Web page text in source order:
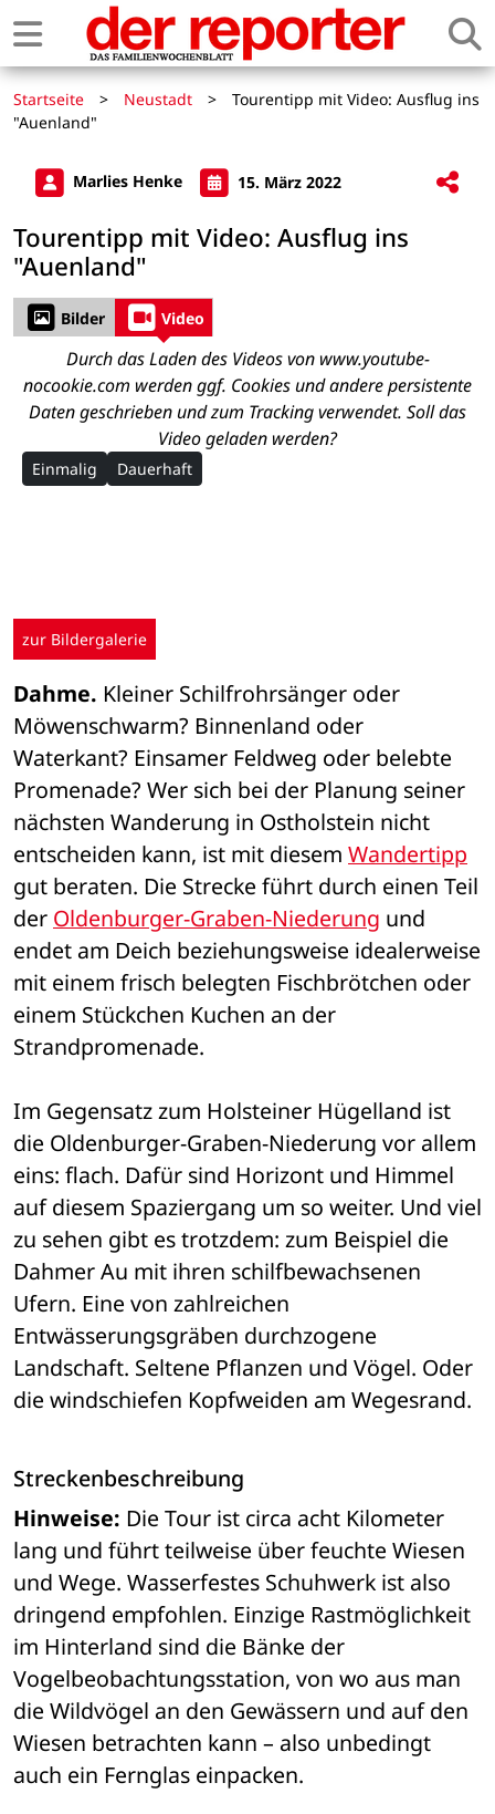
Startseite > Neustadt >
Tourentipp mit Video: Ausflug ins
"Auenland"
Marlies Henke 15. März 2022
Tourentipp mit Video: Ausflug ins
"Auenland"
Bilder Video
Durch das Laden des Videos von www.youtube-
nocookie.com werden ggf. Cookies und andere persistente
Daten geschrieben und zum Tracking verwendet. Soll das
Video geladen werden?
Einmalig Dauerhaft
zur Bildergalerie
Dahme. Kleiner Schilfrohrsänger oder
Möwenschwarm? Binnenland oder
Waterkant? Einsamer Feldweg oder belebte
Promenade? Wer sich bei der Planung seiner
nächsten Wanderung in Ostholstein nicht
entscheiden kann, ist mit diesem Wandertipp
gut beraten. Die Strecke führt durch einen Teil
der Oldenburger-Graben-Niederung und
endet am Deich beziehungsweise idealerweise
mit einem frisch belegten Fischbrötchen oder
einem Stückchen Kuchen an der
Strandpromenade.
Im Gegensatz zum Holsteiner Hügelland ist
die Oldenburger-Graben-Niederung vor allem
eins: flach. Dafür sind Horizont und Himmel
auf diesem Spaziergang um so weiter. Und viel
zu sehen gibt es trotzdem: zum Beispiel die
Dahmer Au mit ihren schilfbewachsenen
Ufern. Eine von zahlreichen
Entwässerungsgräben durchzogene
Landschaft. Seltene Pflanzen und Vögel. Oder
die windschiefen Kopfweiden am Wegesrand.
Streckenbeschreibung
Hinweise: Die Tour ist circa acht Kilometer
lang und führt teilweise über feuchte Wiesen
und Wege. Wasserfestes Schuhwerk ist also
dringend empfohlen. Einzige Rastmöglichkeit
im Hinterland sind die Bänke der
Vogelbeobachtungsstation, von wo aus man
die Wildvögel an den Gewässern und auf den
Wiesen betrachten kann – also unbedingt
auch ein Fernglas einpacken.